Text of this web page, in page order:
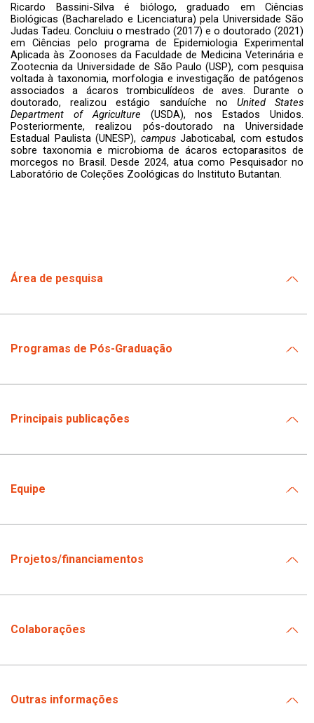
Ricardo Bassini-Silva é biólogo, graduado em Ciências
Biológicas (Bacharelado e Licenciatura) pela Universidade São
Judas Tadeu. Concluiu o mestrado (2017) e o doutorado (2021)
em Ciências pelo programa de Epidemiologia Experimental
Aplicada às Zoonoses da Faculdade de Medicina Veterinária e
Zootecnia da Universidade de São Paulo (USP), com pesquisa
voltada à taxonomia, morfologia e investigação de patógenos
associados a ácaros trombiculídeos de aves. Durante o
doutorado, realizou estágio sanduíche no United States
Department of Agriculture (USDA), nos Estados Unidos.
Posteriormente, realizou pós-doutorado na Universidade
Estadual Paulista (UNESP), campusJaboticabal, com estudos
sobre taxonomia e microbioma de ácaros ectoparasitos de
morcegos no Brasil. Desde 2024, atua como Pesquisador no
Laboratório de Coleções Zoológicas do Instituto Butantan.
Área de pesquisa
Programas de Pós-Graduação
Principais publicações
Equipe
Projetos/financiamentos
Colaborações
Outras informações